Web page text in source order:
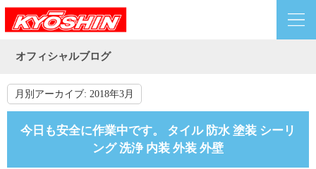
オフィシャルブログ
月別アーカイブ: 2018年3月
今日も安全に作業中です。 タイル 防水 塗装 シーリ
ング 洗浄 内装 外装 外壁